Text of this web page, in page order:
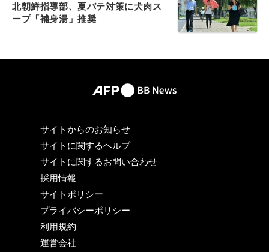
北朝鮮指導部、夏バテ対策に犬肉ス
ープ「補身湯」推奨
サイトからのお知らせ
サイトに関するヘルプ
サイトに関するお問い合わせ
採用情報
サイトポリシー
プライバシーポリシー
利用規約
運営会社